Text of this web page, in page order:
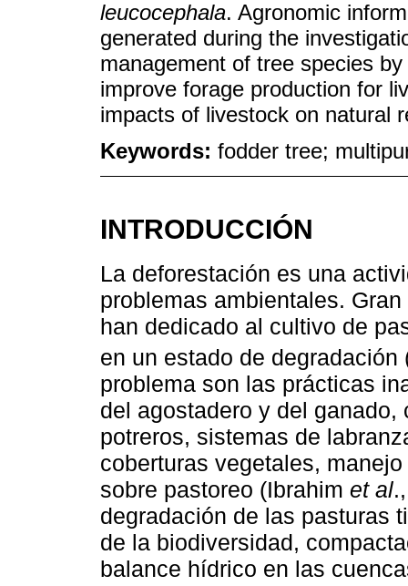
leucocephala. Agronomic
generated during the
management of tree species
improve forage production for
impacts of livestock on natural
Keywords: fodder tree;
INTRODUCCIÓN
La deforestación es una
problemas ambientales.
han dedicado al cultivo de
en un estado de degradación
problema son las prácticas
del agostadero y del
potreros, sistemas de
coberturas vegetales,
sobre pastoreo (Ibrahim et al
degradación de las pasturas
de la biodiversidad,
balance hídrico en las